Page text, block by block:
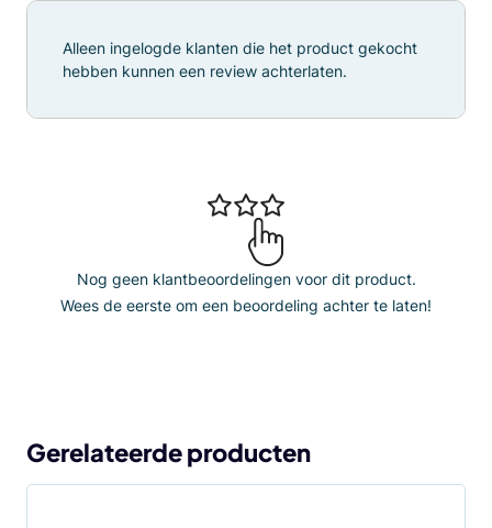
Nog geen klantbeoordelingen voor dit product.
Wees de eerste om een beoordeling achter te laten!
Alleen ingelogde klanten die het product gekocht
hebben kunnen een review achterlaten.
Gerelateerde producten